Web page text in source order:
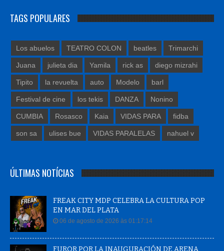
TAGS POPULARES
Los abuelos TEATRO COLON beatles Trimarchi
Juana julieta dia Yamila rick as diego mizrahi
Tipito la revuelta auto Modelo barl
Festival de cine los tekis DANZA Nonino
CUMBIA Rosasco Kaia VIDAS PARA fidba
son sa ulises bue VIDAS PARALELAS nahuel v
ÚLTIMAS NOTÍCIAS
FREAK CITY MDP CELEBRA LA CULTURA POP
EN MAR DEL PLATA
06 de agosto de 2026 às 01:17:14